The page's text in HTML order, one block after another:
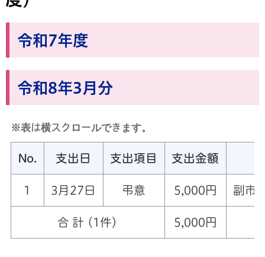
令和7年度
令和8年3月分
※表は横スクロールできます。
No. 支出日 支出項目 支出金額
1 3月27日 弔意 5,000円 副市
合 計 (1件) 5,000円